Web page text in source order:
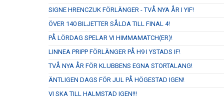
SIGNE HRENCZUK FÖRLÄNGER - TVÅ NYA ÅR I YIF!
ÖVER 140 BILJETTER SÅLDA TILL FINAL 4!
PÅ LÖRDAG SPELAR VI HIMMAMATCH(ER)!
LINNEA PRIPP FÖRLÄNGER PÅ H9 I YSTADS IF!
TVÅ NYA ÅR FÖR KLUBBENS EGNA STORTALANG!
ÄNTLIGEN DAGS FÖR JUL PÅ HÖGESTAD IGEN!
VI SKA TILL HALMSTAD IGEN!!!